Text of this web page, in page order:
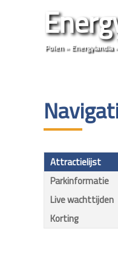
Polen»Energylandia
Attractielijst
Parkinformatie
Live wachttijden
Korting